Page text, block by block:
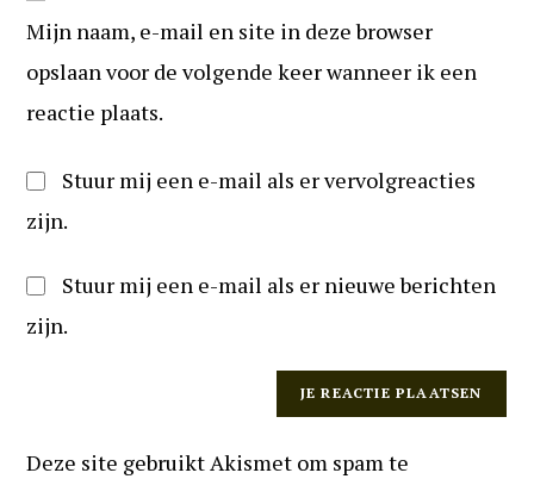
te
reageren
URL
in
(optioneel)
Mijn naam, e-mail en site in deze browser
opslaan voor de volgende keer wanneer ik een
reactie plaats.
Stuur mij een e-mail als er vervolgreacties
zijn.
Stuur mij een e-mail als er nieuwe berichten
zijn.
Deze site gebruikt Akismet om spam te